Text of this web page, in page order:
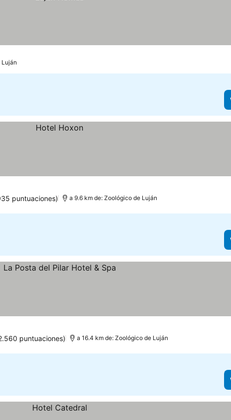
puntuaciones) a 9.6 km de: Zoológico de Luján
puntuaciones) a 16.4 km de: Zoológico de Luján